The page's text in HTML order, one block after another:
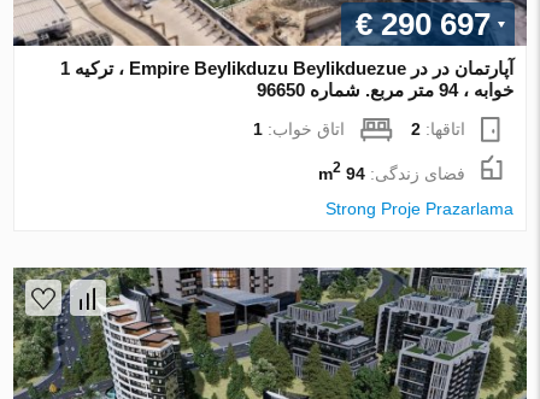
€ 290 697
آپارتمان در در Empire Beylikduzu Beylikduezue ، ترکیه 1
خوابه ، 94 متر مربع. شماره 96650
اتاقها:2 اتاق خواب:1
فضای زندگی:94 m
2
Strong Proje Prazarlama